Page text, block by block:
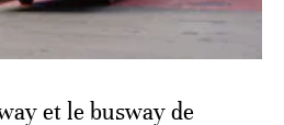
et le busway de